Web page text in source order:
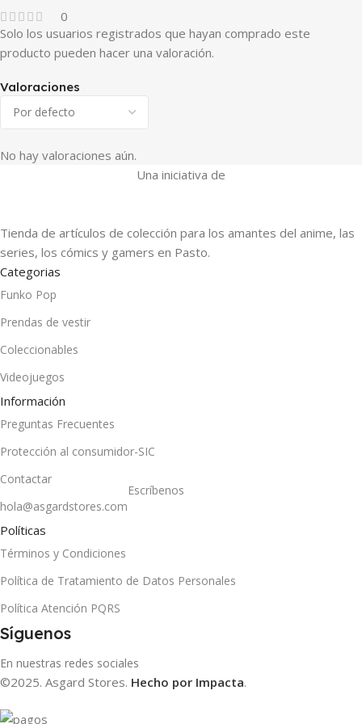
0
Valoraciones
No hay valoraciones aún.
Solo los usuarios registrados que hayan comprado este
producto pueden hacer una valoración.
Una iniciativa de
Tienda de artículos de colección para los amantes del anime, las
series, los cómics y gamers en Pasto.
Categorias
Funko Pop
Prendas de vestir
Coleccionables
Videojuegos
Información
Preguntas Frecuentes
Protección al consumidor-SIC
Contactar
hola@asgardstores.com
Escríbenos
Políticas
Términos y Condiciones
Política de Tratamiento de Datos Personales
Política Atención PQRS
Síguenos
En nuestras redes sociales
©2025. Asgard Stores. Hecho por Impacta.